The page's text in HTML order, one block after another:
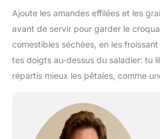
Ajoute les amandes effilées et les
avant de servir pour garder le
comestibles séchées, en les
tes doigts au-dessus du saladier: tu
répartis mieux les pétales, comme